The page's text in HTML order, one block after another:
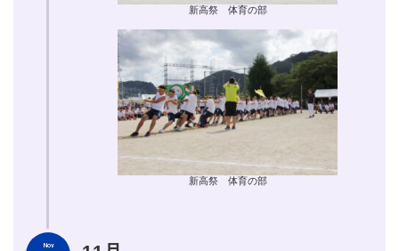
新高祭 体育の部
新高祭 体育の部
Nov